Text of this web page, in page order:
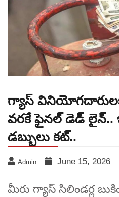
గ్యాస్
వరకే ఫైనల్ డెడ్
డబ్బులు కట్..
Admin June 15, 2026
మీరు గ్యాస్ సిలిండర్ల